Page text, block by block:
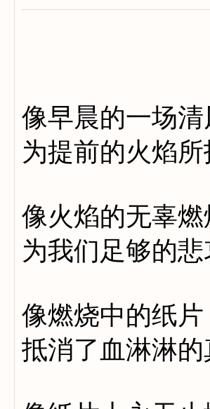
像早晨的一场清
为提前的火焰
像火焰的无辜燃
为我们足够的悲
像燃烧中的纸片
抵消了血淋淋的